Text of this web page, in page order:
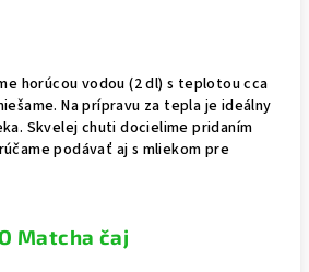
horúcou vodou (2 dl) s teplotou cca
Na prípravu za tepla je ideálny
Skvelej chuti docielime pridaním
podávať aj s mliekom pre
Matcha čaj